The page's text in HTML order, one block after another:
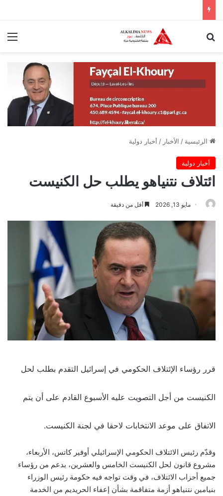
الرئيسية / الأخبار / أخبار دولية
أخبار دولية
ائتلاف نتنياهو يطلب حل الكنيست
مايو 13, 2026 أقل من دقيقة
قرر ‏رؤساء الإئتلاف الحكومي في إسرائيل التقدم بطلب لحل
الكنيست ‏من أجل التصويت عليه الأسبوع القادم على أن يتم
الاتفاق على موعد الانتخابات لاحقا في لجنة الكنيست.
وقدّم رئيس الائتلاف الحكومي الإسرائيلي أوفير كاتس، الأربعاء،
مشروع قانون لحل الكنيست الخامس والعشرين، بدعم من رؤساء
جميع أحزاب الائتلاف، في وقت تواجه فيه حكومة رئيس الوزراء
بنيامين نتنياهو أزمة متفاقمة بشأن إعفاء الحريديم من الخدمة